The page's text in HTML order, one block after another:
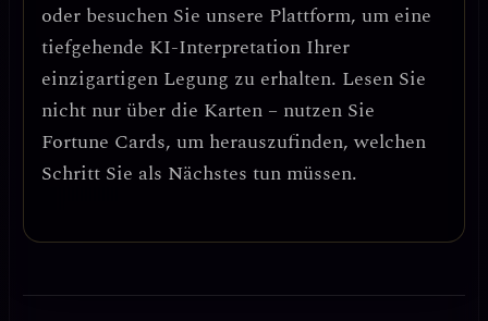
oder besuchen Sie unsere Plattform, um eine
tiefgehende KI-Interpretation Ihrer
einzigartigen Legung zu erhalten. Lesen Sie
nicht nur über die Karten – nutzen Sie
Fortune Cards, um herauszufinden, welchen
Schritt Sie als Nächstes tun müssen.